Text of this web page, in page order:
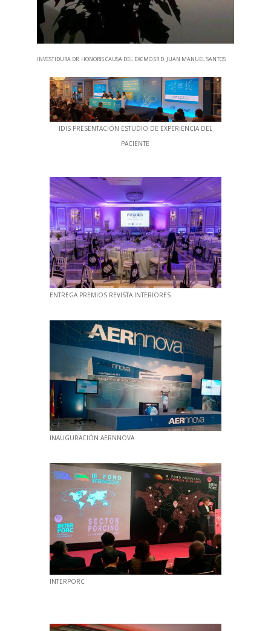
INVESTIDURA DR. HONORIS CAUSA DEL EXCMO.SR.D. JUAN MANUEL SANTOS
IDIS PRESENTACIÓN ESTUDIO DE EXPERIENCIA DEL
PACIENTE
ENTREGA PREMIOS REVISTA INTERIORES
INAUGURACIÓN AERNNOVA
INTERPORC